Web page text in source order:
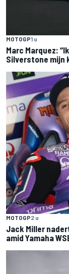
MOTOGP1 u
Marc Marquez:
Silverstone mijn
MOTOGP2 u
Jack Miller
amid Yamaha